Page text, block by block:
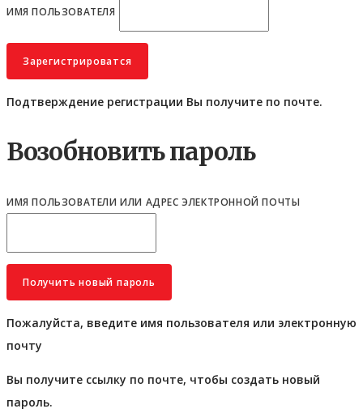
ИМЯ ПОЛЬЗОВАТЕЛЯ
Подтверждение регистрации Вы получите по почте.
Возобновить пароль
ИМЯ ПОЛЬЗОВАТЕЛИ ИЛИ АДРЕС ЭЛЕКТРОННОЙ ПОЧТЫ
Пожалуйста, введите имя пользователя или электронную
почту
Вы получите ссылку по почте, чтобы создать новый
пароль.